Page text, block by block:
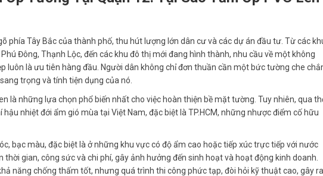
phía Tây Bắc của thành phố, thu hút lượng lớn dân cư và các dự án đầu tư. Từ các
Đông, Thạnh Lộc, đến các khu đô thị mới đang hình thành, nhu cầu về một không
luôn là ưu tiên hàng đầu. Người dân không chỉ đơn thuần cần một bức tường che
trọng và tính tiện dụng của nó.
là những lựa chọn phổ biến nhất cho việc hoàn thiện bề mặt tường. Tuy nhiên, qua
nhiệt đới ẩm gió mùa tại Việt Nam, đặc biệt là TP.HCM, những nhược điểm cố hữu
bạc màu, đặc biệt là ở những khu vực có độ ẩm cao hoặc tiếp xúc trực tiếp với nước
gian, công sức và chi phí, gây ảnh hưởng đến sinh hoạt và hoạt động kinh doanh.
năng chống thấm tốt, nhưng quá trình thi công phức tạp, đòi hỏi kỹ thuật cao, gây ra